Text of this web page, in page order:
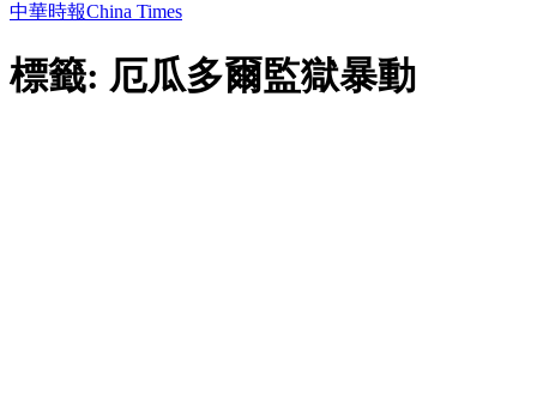
中華時報China Times
標籤: 厄瓜多爾監獄暴動